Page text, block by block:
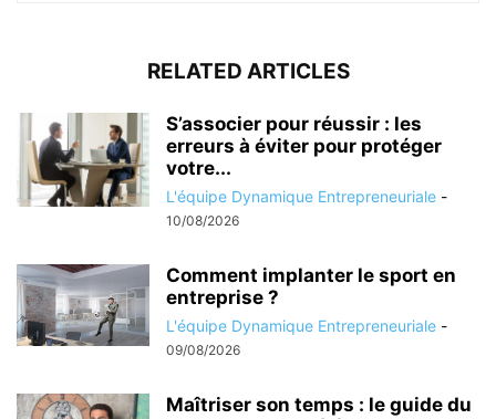
RELATED ARTICLES
S’associer pour réussir : les
erreurs à éviter pour protéger
votre...
L'équipe Dynamique Entrepreneuriale -
10/08/2026
Comment implanter le sport en
entreprise ?
L'équipe Dynamique Entrepreneuriale -
09/08/2026
Maîtriser son temps : le guide du